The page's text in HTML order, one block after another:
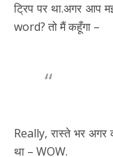
ट्रिप पर था.अगर
word? तो मैं कहूँगा –
Really, रास्ते भर अगर
था – WOW.